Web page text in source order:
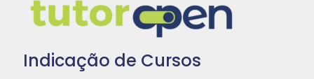
Indicação de Cursos